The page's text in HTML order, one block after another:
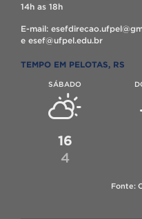
14h as 18h
E-mail:
e esef@ufpel.edu.br
TEMPO EM PELOTAS, RS
SÁBADO
16
4
Fonte: